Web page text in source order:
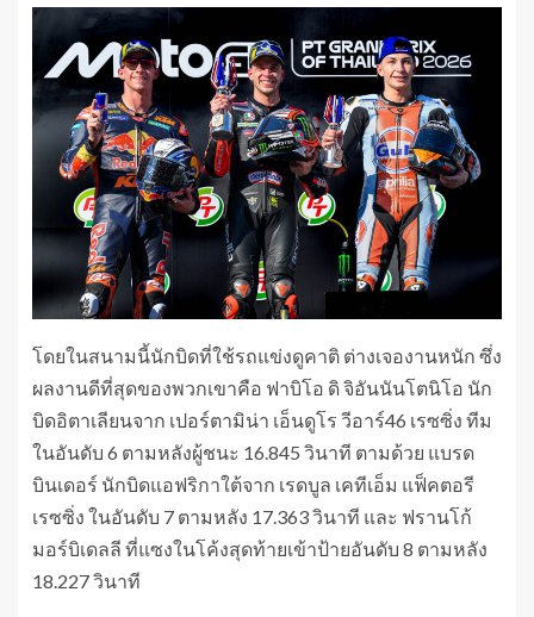
โดยในสนามนี้นักบิดที่ใช้รถแข่งดูคาติ ต่างเจองานหนัก ซึ่ง
ผลงานดีที่สุดของพวกเขาคือ ฟาบิโอ ดิ จิอันนันโตนิโอ นัก
บิดอิตาเลียนจาก เปอร์ตามิน่า เอ็นดูโร วีอาร์46 เรซซิ่ง ทีม
ในอันดับ 6 ตามหลังผู้ชนะ 16.845 วินาที ตามด้วย แบรด
บินเดอร์ นักบิดแอฟริกาใต้จาก เรดบูล เคทีเอ็ม แฟ็คตอรี
เรซซิ่ง ในอันดับ 7 ตามหลัง 17.363 วินาที และ ฟรานโก้
มอร์บิเดลลี ที่แซงในโค้งสุดท้ายเข้าป้ายอันดับ 8 ตามหลัง
18.227 วินาที